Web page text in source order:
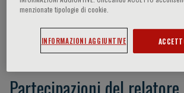
Antonio Paolo Beltrami
menzionate tipologie di cookie.
INFORMAZIONI AGGIUNTIVE